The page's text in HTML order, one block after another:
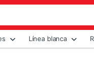
Línea blanca